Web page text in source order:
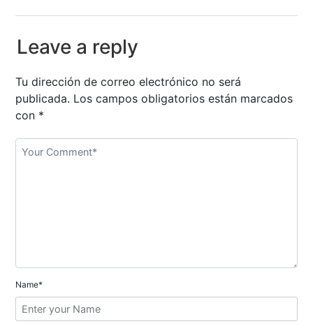
g
a
c
i
ó
e
n
t
Leave a reply
Tu dirección de correo electrónico no será
publicada. Los campos obligatorios están marcados
con *
Name*